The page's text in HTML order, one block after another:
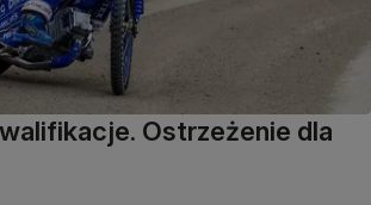
Ostrzeżenie dla